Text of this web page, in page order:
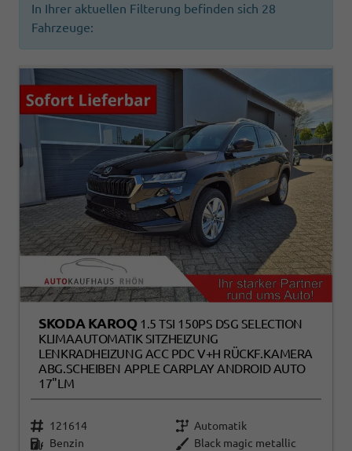
In Ihrer aktuellen Filterung befinden sich 28
Fahrzeuge:
SKODA KAROQ 1.5 TSI 150PS DSG SELECTION
KLIMAAUTOMATIK SITZHEIZUNG
LENKRADHEIZUNG ACC PDC V+H RÜCKF.KAMERA
ABG.SCHEIBEN APPLE CARPLAY ANDROID AUTO
17"LM
121614
Automatik
Benzin
Black magic metallic